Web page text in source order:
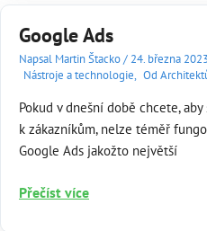
Google Ads
Napsal Martin Štacko/ 24. března 2023
Nástroje a technologie, Od
Pokud v dnešní době chcete,
k zákazníkům, nelze téměř
Google Ads jakožto největší
Google
Přečíst více